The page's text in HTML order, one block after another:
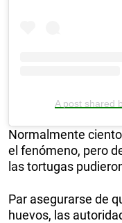
A post shared
Normalmente
el fenómeno, pero
las tortugas
Par asegurarse de
huevos, las